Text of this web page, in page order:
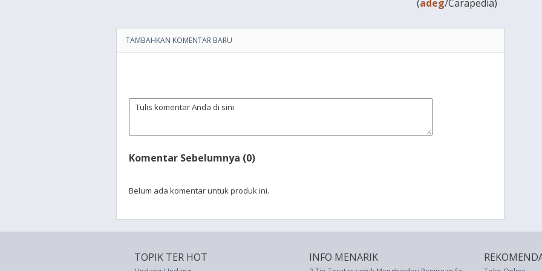
(adeg/Carapedia)
TAMBAHKAN KOMENTAR BARU
Komentar Sebelumnya (0)
Belum ada komentar untuk produk ini.
TOPIK TER HOT INFO MENARIK